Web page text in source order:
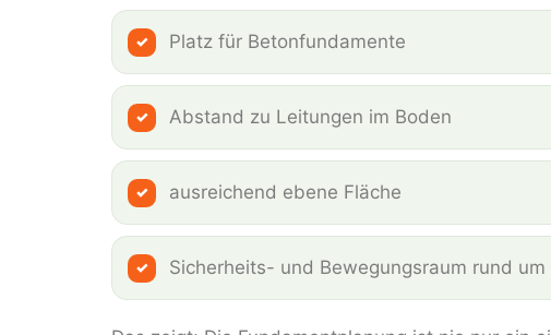
Platz für Betonfundamente
Abstand zu Leitungen im Boden
ausreichend ebene Fläche
Sicherheits- und Bewegungsraum rund